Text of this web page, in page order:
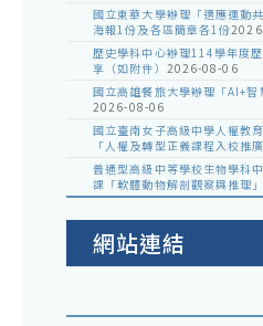
國立東華大學辦理「適應運動
海報1份及各區簡章各1份
歷史學科中心辦理114學年度
享（如附件） 2026-08-06
國立高雄餐旅大學辦理「AI+
2026-08-06
國立臺南女子高級中學人權教
「人權及轉型正義課程入校推
普通型高級中等學校生物學科
課「軟體動物解剖觀察與推理
網站連結